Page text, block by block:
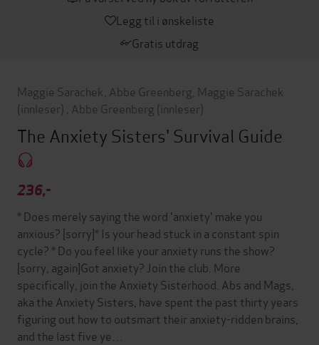
Legg til i ønskeliste
Gratis utdrag
Maggie Sarachek Abbe Greenberg Maggie Sarachek
(innleser) Abbe Greenberg (innleser)
The Anxiety Sisters' Survival Guide
236,-
* Does merely saying the word 'anxiety' make you
anxious? [sorry]* Is your head stuck in a constant spin
cycle? * Do you feel like your anxiety runs the show?
[sorry, again]Got anxiety? Join the club. More
specifically, join the Anxiety Sisterhood. Abs and Mags,
aka the Anxiety Sisters, have spent the past thirty years
figuring out how to outsmart their anxiety-ridden brains,
and the last five ye…